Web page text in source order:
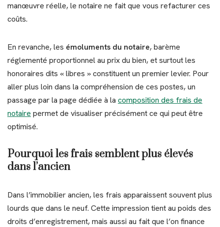
manœuvre réelle, le notaire ne fait que vous refacturer ces
coûts.
En revanche, les émoluments du notaire, barème
réglementé proportionnel au prix du bien, et surtout les
honoraires dits « libres » constituent un premier levier. Pour
aller plus loin dans la compréhension de ces postes, un
passage par la page dédiée à la composition des frais de
notaire permet de visualiser précisément ce qui peut être
optimisé.
Pourquoi les frais semblent plus élevés
dans l’ancien
Dans l’immobilier ancien, les frais apparaissent souvent plus
lourds que dans le neuf. Cette impression tient au poids des
droits d’enregistrement, mais aussi au fait que l’on finance